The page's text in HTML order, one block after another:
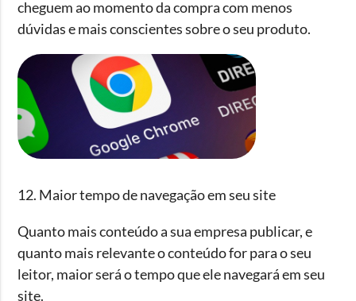
cheguem ao momento da compra com menos
dúvidas e mais conscientes sobre o seu produto.
12. Maior tempo de navegação em seu site
Quanto mais conteúdo a sua empresa publicar, e
quanto mais relevante o conteúdo for para o seu
leitor, maior será o tempo que ele navegará em seu
site.